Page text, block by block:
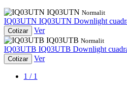
IQ03UTN Normalit
IQ03UTN IQ03UTN Downlight
Cotizar
Ver
IQ03UTB Normalit
IQ03UTB IQ03UTB Downlight
Cotizar Ver
1 / 1